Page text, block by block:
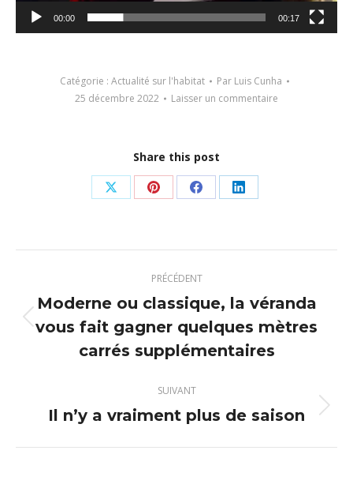
00:00 00:17
Catégorie : Actualité sur l'habitat Par Luis Cunha
25 décembre 2022
Laisser un commentaire
Share this post
Partager
X
Partager
Pinterest
Partager
Facebook
Partager
LinkedIn
article
PRÉCÉDENT
Article
précédent
Moderne ou classique, la véranda
vous fait gagner quelques mètres
carrés supplémentaires
SUIVANT
Article
Il n’y a vraiment plus de saison